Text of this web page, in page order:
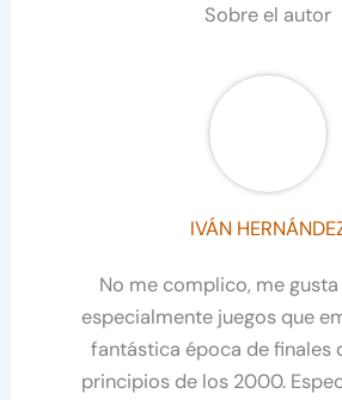
Sobre el autor
IVÁN
No me complico, me gusta
especialmente juegos que
fantástica época de finales
principios de los 2000.